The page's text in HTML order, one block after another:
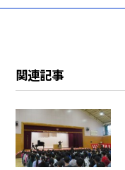
関連記事